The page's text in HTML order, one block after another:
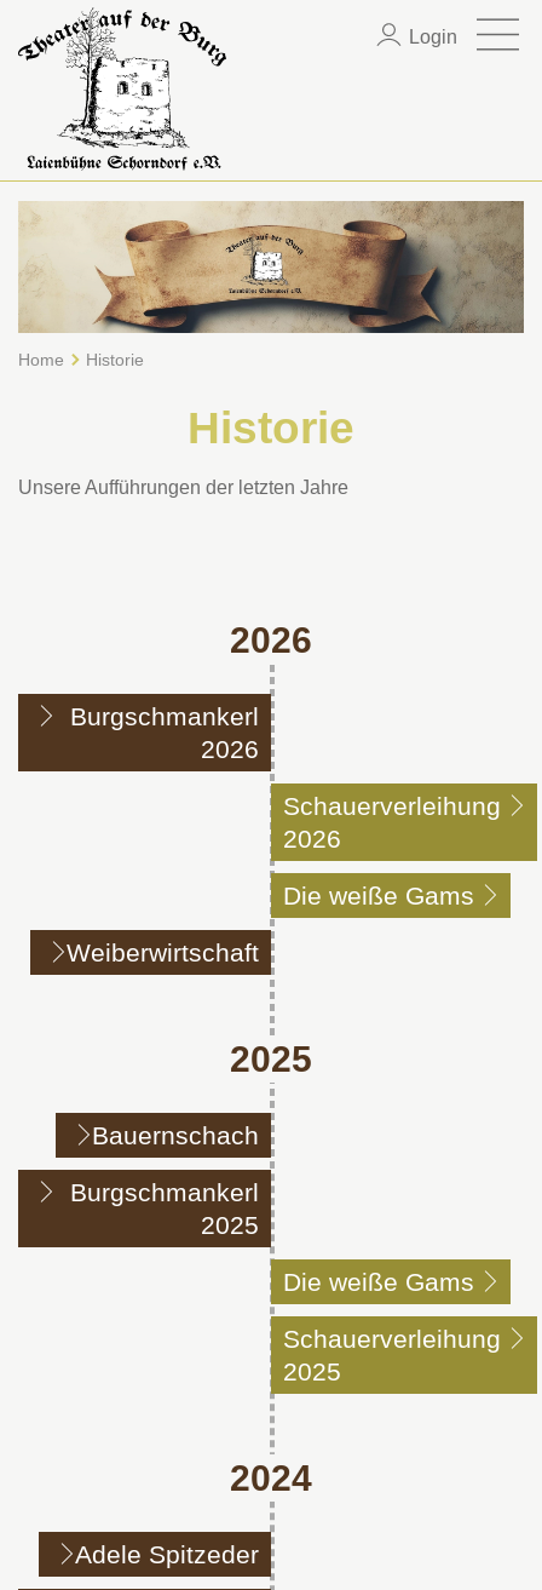
Login
Home Historie
Historie
Unsere Aufführungen der letzten Jahre
2026
Burgschmankerl
2026
Schauerverleihung
2026
Die weiße Gams
Weiberwirtschaft
2025
Bauernschach
Burgschmankerl
2025
Die weiße Gams
Schauerverleihung
2025
2024
Adele Spitzeder